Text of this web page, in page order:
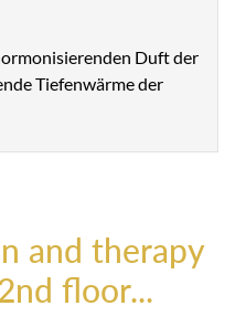
Duft der
Tiefenwärme der
and therapy
floor...